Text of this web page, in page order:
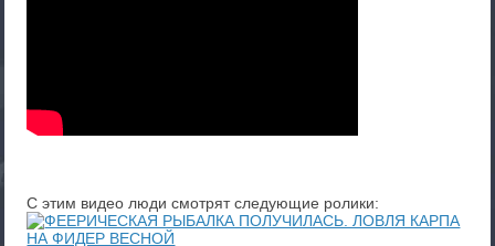
С этим видео люди смотрят следующие ролики: